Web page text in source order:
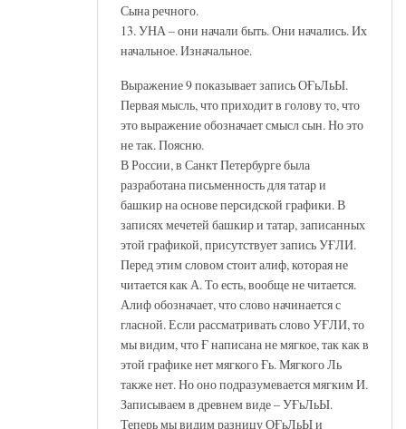
Сына речного.
13. УНА – они начали быть. Они начались. Их
начальное. Изначальное.
Выражение 9 показывает запись ОҒьЛьЫ.
Первая мысль, что приходит в голову то, что
это выражение обозначает смысл сын. Но это
не так. Поясню.
В России, в Санкт Петербурге была
разработана письменность для татар и
башкир на основе персидской графики. В
записях мечетей башкир и татар, записанных
этой графикой, присутствует запись УҒЛИ.
Перед этим словом стоит алиф, которая не
читается как А. То есть, вообще не читается.
Алиф обозначает, что слово начинается с
гласной. Если рассматривать слово УҒЛИ, то
мы видим, что Ғ написана не мягкое, так как в
этой графике нет мягкого Ғь. Мягкого Ль
также нет. Но оно подразумевается мягким И.
Записываем в древнем виде – УҒьЛьЫ.
Теперь мы видим разницу ОҒьЛьЫ и